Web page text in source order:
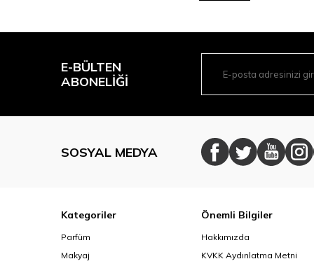
E-BÜLTEN
ABONELIĞI
SOSYAL MEDYA
Kategoriler
Parfüm
Makyaj
Önemli Bilgiler
Hakkımızda
KVKK Aydınlatma Metni